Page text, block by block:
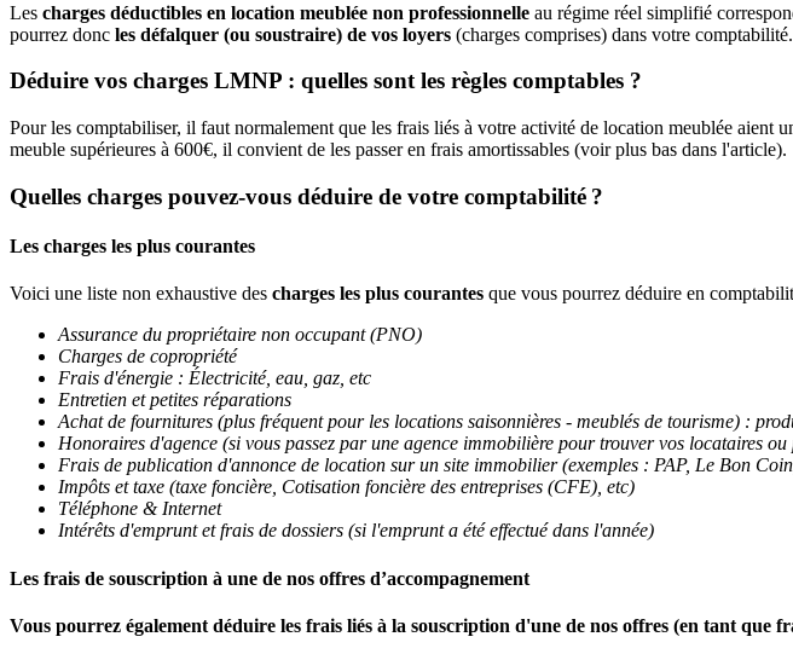
Les charges déductibles en location meublée non professionnelle au régime réel simplifié
pourrez donc les défalquer (ou soustraire) de vos loyers (charges comprises) dans votre comptabilité.
Déduire vos charges LMNP : quelles sont les règles comptables ?
Pour les comptabiliser, il faut normalement que les frais liés à votre activité de location meublée aient
meuble supérieures à 600€, il convient de les passer en frais amortissables (voir plus bas dans l'article).
Quelles charges pouvez-vous déduire de votre comptabilité ?
Les charges les plus courantes
Voici une liste non exhaustive des charges les plus courantes que vous pourrez déduire en
Assurance du propriétaire non occupant (PNO)
Charges de copropriété
Frais d'énergie : Électricité, eau, gaz, etc
Entretien et petites réparations
Achat de fournitures (plus fréquent pour les locations saisonnières - meublés de tourisme) :
Honoraires d'agence (si vous passez par une agence immobilière pour trouver vos locataires
Frais de publication d'annonce de location sur un site immobilier (exemples : PAP, Le Bon
Impôts et taxe (taxe foncière, Cotisation foncière des entreprises (CFE), etc)
Téléphone & Internet
Intérêts d'emprunt et frais de dossiers (si l'emprunt a été effectué dans l'année)
Les frais de souscription à une de nos offres d’accompagnement
Vous pourrez également déduire les frais liés à la souscription d'une de nos offres (en tant que